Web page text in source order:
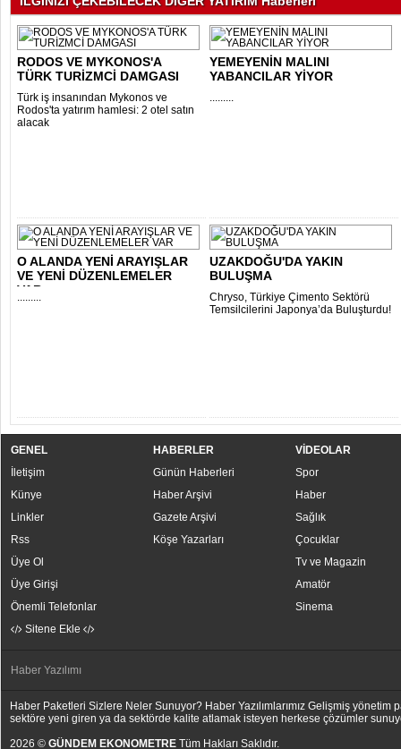
RODOS VE MYKONOS'A
TÜRK TURİZMCİ DAMGASI
Türk iş insanından Mykonos ve
Rodos'ta yatırım hamlesi: 2 otel satın
alacak
YEMEYENİN MALINI
YABANCILAR YİYOR
.........
O ALANDA YENİ ARAYIŞLAR
VE YENİ DÜZENLEMELER
VAR
.........
UZAKDOĞU'DA YAKIN
BULUŞMA
Chryso, Türkiye Çimento Sektörü
Temsilcilerini Japonya’da Buluşturdu!
GENEL
İletişim
Künye
Linkler
Rss
Üye Ol
Üye Girişi
Önemli Telefonlar
Sitene Ekle
HABERLER
Günün Haberleri
Haber Arşivi
Gazete Arşivi
Köşe Yazarları
VİDEOLAR
Spor
Haber
Sağlık
Çocuklar
Tv ve Magazin
Amatör
Sinema
Haber Yazılımı
Haber Paketleri Sizlere Neler Sunuyor? Haber Yazılımlarımız Gelişmiş
sektöre yeni giren ya da sektörde kalite atlamak isteyen herkese çözümler
2026 © GÜNDEM EKONOMETRE Tüm Hakları Saklıdır.